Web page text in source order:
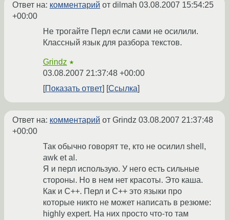
Ответ на: комментарий от dilmah 03.08.2007 15:54:25
+00:00
Не трогайте Перл если сами не осилили.
Классный язык для разбора текстов.
Grindz ★
03.08.2007 21:37:48 +00:00
Показать ответ
Ссылка
Ответ на: комментарий от Grindz 03.08.2007 21:37:48
+00:00
Так обычно говорят те, кто не осилил shell,
awk et al.
Я и перл использую. У него есть сильные
стороны. Но в нем нет красоты. Это каша.
Как и С++. Перл и С++ это языки про
которые никто не может написать в резюме:
highly expert. На них просто что-то там